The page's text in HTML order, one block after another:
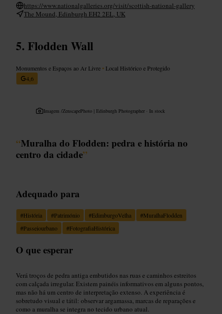
https://www.nationalgalleries.org/visit/scottish-national-gallery
The Mound, Edinburgh EH2 2EL, UK
Flodden Wall
Monumentos e Espaços ao Ar Livre • Local Histórico e Protegido
4,6
Imagem /ZenscapePhoto | Edinburgh Photographer · In stock
“Muralha do Flodden: pedra e história no
centro da cidade”
Adequado para
#História #Património #EdimburgoVelha #MuralhaFlodden
#Passeiourbano #FotografiaHistórica
O que esperar
Verá troços de pedra antiga embutidos nas ruas e caminhos estreitos
com calçada irregular. Existem painéis informativos em alguns pontos,
mas não há um centro de interpretação extenso. A experiência é
sobretudo visual e tátil: observar argamassa, marcas de reparações e
como a muralha se integra no tecido urbano atual.